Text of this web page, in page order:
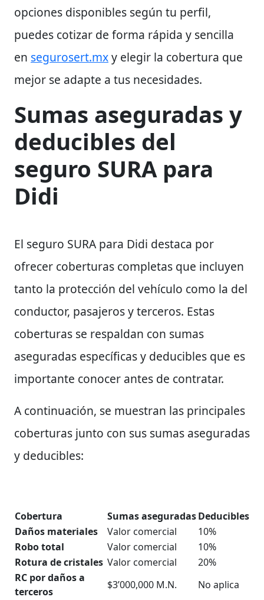
opciones disponibles según tu perfil,
puedes cotizar de forma rápida y sencilla
en segurosert.mxy elegir la cobertura que
mejor se adapte a tus necesidades.
Sumas aseguradas y
deducibles del
seguro SURA para
Didi
El seguro SURA para Didi destaca por
ofrecer coberturas completas que incluyen
tanto la protección del vehículo como la del
conductor, pasajeros y terceros. Estas
coberturas se respaldan con sumas
aseguradas específicas y deducibles que es
importante conocer antes de contratar.
A continuación, se muestran las principales
coberturas junto con sus sumas aseguradas
y deducibles:
Cobertura Sumas aseguradasDeducibles
Daños materiales
Valor comercial
10%
Robo total
Valor comercial
10%
Rotura de cristales Valor comercial
20%
RC por daños a
terceros
$3’000,000 M.N.
No aplica